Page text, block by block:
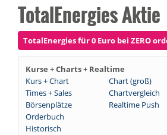
TotalEnergies Aktie
TotalEnergies für 0 Euro bei ZERO
Kurse + Charts + Realtime
Kurs + Chart
Chart (groß)
Times + Sales
Chartvergleich
Börsenplätze
Realtime Push
Orderbuch
Historisch